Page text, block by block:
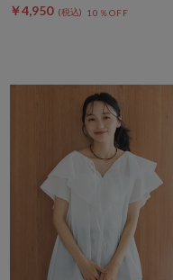
￥4,950 10％OFF